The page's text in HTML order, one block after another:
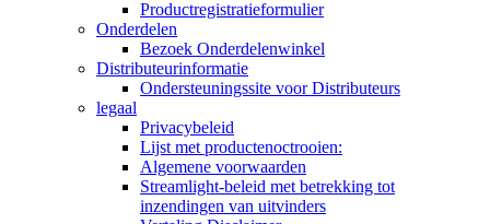
Productregistratieformulier
Onderdelen
Bezoek Onderdelenwinkel
Distributeurinformatie
Ondersteuningssite voor Distributeurs
legaal
Privacybeleid
Lijst met productenoctrooien:
Algemene voorwaarden
Streamlight-beleid met betrekking tot
inzendingen van uitvinders